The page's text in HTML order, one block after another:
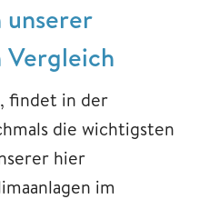
unserer
Vergleich
findet in der
die wichtigsten
hier
im